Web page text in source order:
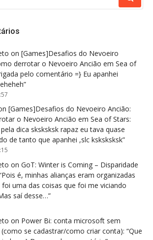
on [Games]Desafios do Nevoeiro
derrotar o Nevoeiro Ancião em Sea of
pelo comentário =} Eu apanhei
”
[Games]Desafios do Nevoeiro Ancião:
o Nevoeiro Ancião em Sea of Stars:
dica sksksksk rapaz eu tava quase
de tanto que apanhei ,slc ksksksksk”
on GoT: Winter is Coming – Disparidade
Pois é, minhas alianças eram organizadas
uma das coisas que foi me viciando
saí desse…”
on Power Bi: conta microsoft sem
se cadastrar/como criar conta): “Que